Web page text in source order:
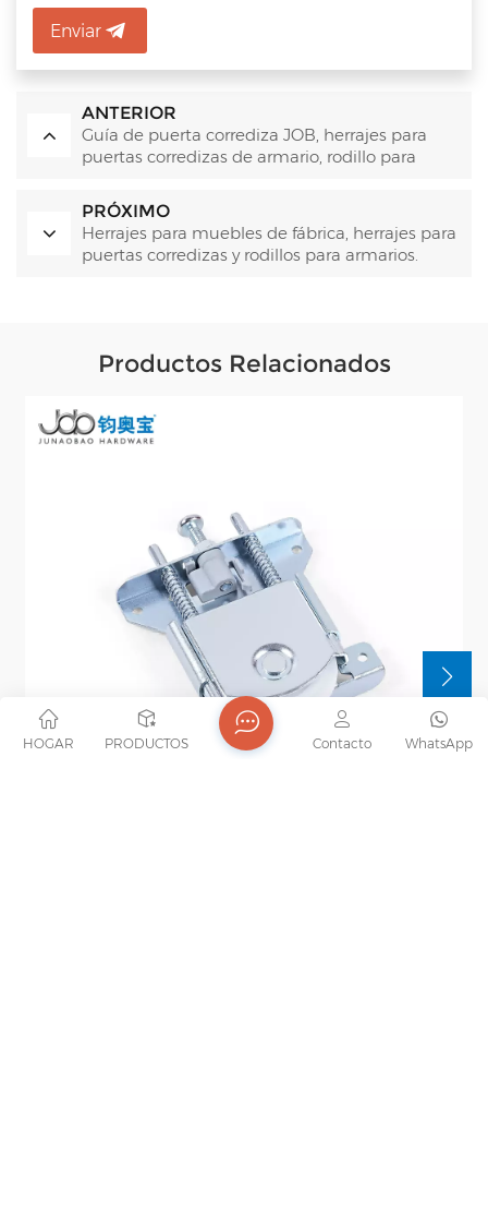
Enviar
ANTERIOR
Guía de puerta corrediza JOB, herrajes para
puertas corredizas de armario, rodillo para
PRÓXIMO
Herrajes para muebles de fábrica, herrajes para
puertas corredizas y rodillos para armarios.
Productos Relacionados
HOGAR PRODUCTOS WhatsApp
Contacto